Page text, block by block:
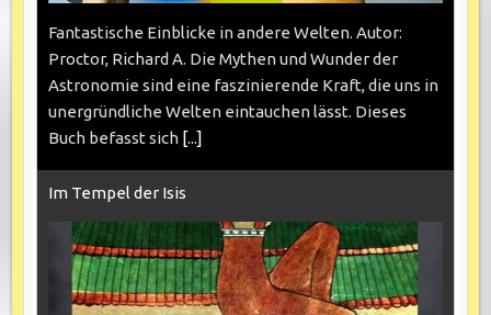
Fantastische Einblicke in andere Welten. Autor:
Proctor, Richard A. Die Mythen und Wunder der
Astronomie sind eine faszinierende Kraft, die uns in
unergründliche Welten eintauchen lässt. Dieses
Buch befasst sich [...]
Im Tempel der Isis